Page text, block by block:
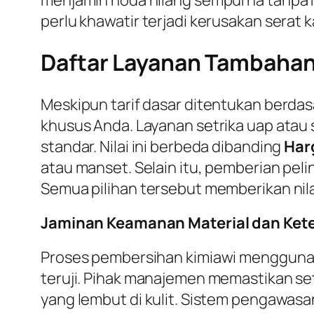
perlu khawatir terjadi kerusakan serat
Daftar Layanan
Meskipun tarif dasar ditentukan
khusus Anda. Layanan setrika uap atau
standar. Nilai ini berbeda dibanding
atau manset. Selain itu, pemberian
Semua pilihan tersebut memberikan
Jaminan Keamanan Material dan
Proses pembersihan kimiawi
teruji. Pihak manajemen memastikan
yang lembut di kulit. Sistem